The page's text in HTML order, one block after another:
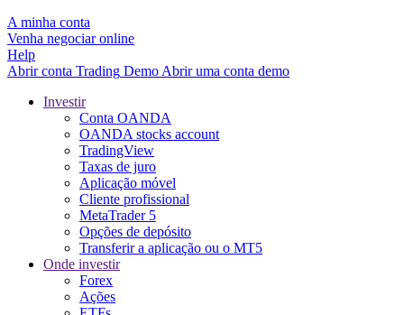
A minha conta
Venha negociar online
Help
Abrir conta Trading Demo Abrir uma conta demo
Investir
Conta OANDA
OANDA stocks account
TradingView
Taxas de juro
Aplicação móvel
Cliente profissional
MetaTrader 5
Opções de depósito
Transferir a aplicação ou o MT5
Onde investir
Forex
Ações